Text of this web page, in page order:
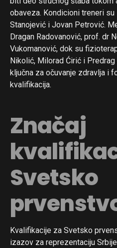
obaveza. Kondicioni treneri
Stanojević i Jovan Petrović.
Dragan Radovanović, prof. dr
Vukomanović, dok su
Nikolić, Milorad Ćirić i
ključna za očuvanje zdravlja i
kvalifikacija.
Značaj
Svetsko
Kvalifikacije za Svetsko
izazov za reprezentaciju